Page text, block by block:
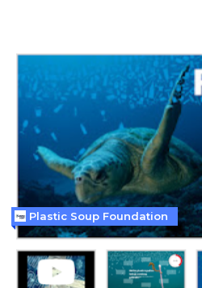
Plastic Soup Foundation